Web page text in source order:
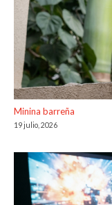
Minina barreña
19 julio, 2026